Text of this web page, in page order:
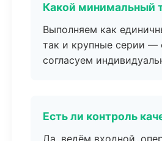
Какой минимальный
Выполняем как
так и крупные серии —
согласуем
Есть ли контроль
Да, ведём входной,